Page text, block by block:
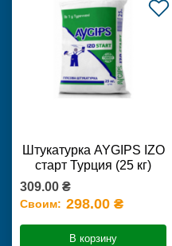
Штукатурка AYGIPS IZO
старт Турция (25 кг)
309.00 ₴
Своим: 298.00 ₴
В корзину